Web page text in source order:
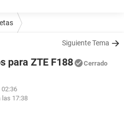
Siguiente Tema
para ZTE F188 Cerrado
02:36
las 17:38